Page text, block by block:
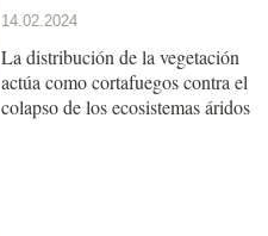
14.02.2024
La distribución de la vegetación
actúa como cortafuegos contra el
colapso de los ecosistemas áridos